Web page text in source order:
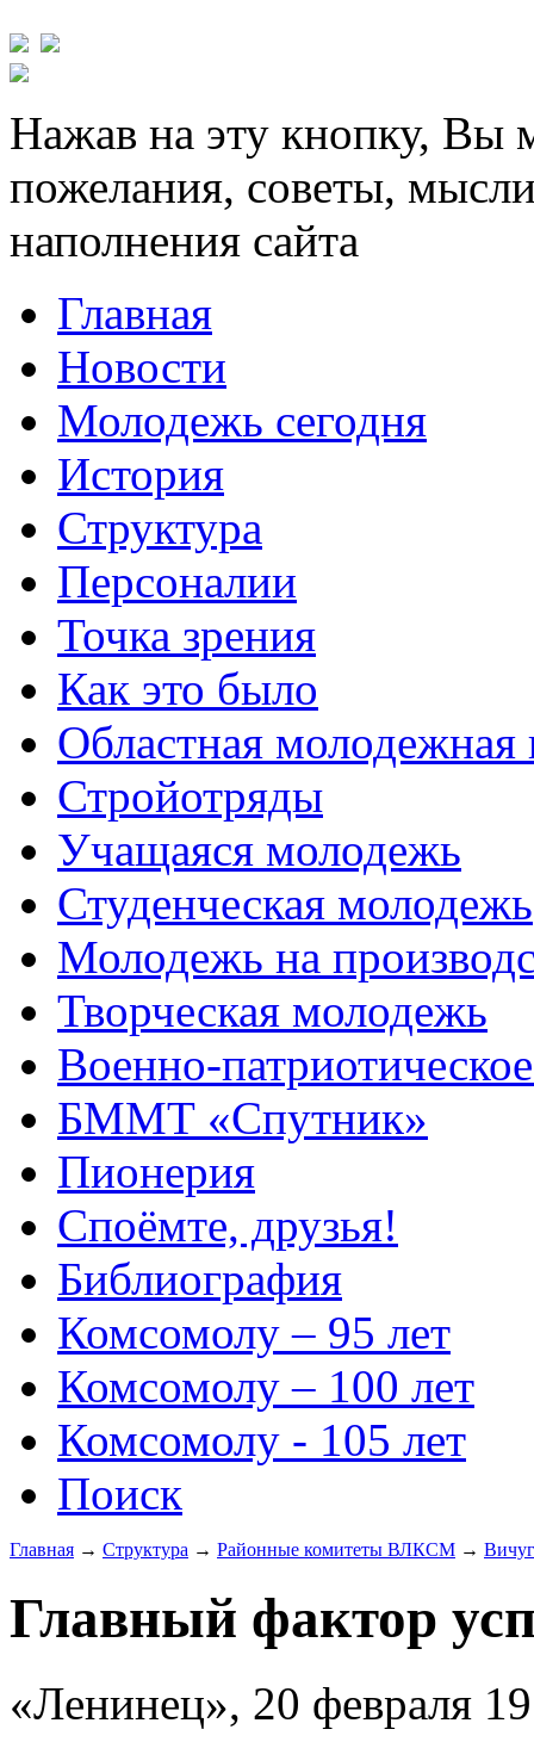
Нажав на эту кнопку, Вы
пожелания, советы,
наполнения сайта
Главная
Новости
Молодежь сегодня
История
Структура
Персоналии
Точка зрения
Как это было
Областная молодежная
Стройотряды
Учащаяся молодежь
Студенческая молодежь
Молодежь на
Творческая молодежь
Военно-
БММТ «Спутник»
Пионерия
Споёмте, друзья!
Библиография
Комсомолу – 95 лет
Комсомолу – 100 лет
Комсомолу - 105 лет
Поиск
Главная → Структура → Районные комитеты ВЛКСМ →
Главный фактор
«Ленинец», 20 февраля